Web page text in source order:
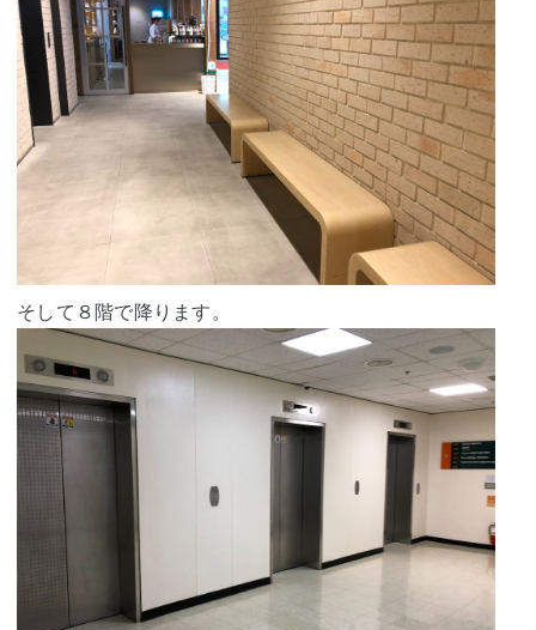
そして８階で降ります。